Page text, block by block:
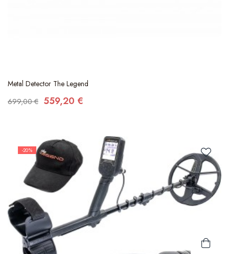
Metal Detector The Legend
699,00 € 559,20 €
-20%